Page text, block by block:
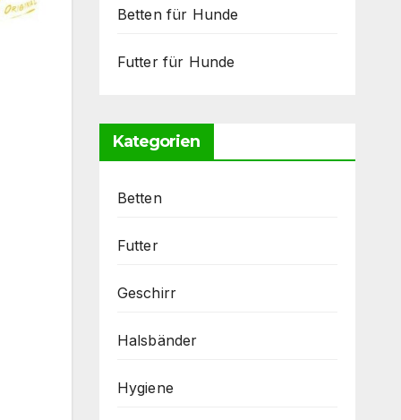
Betten für Hunde
Futter für Hunde
Kategorien
Betten
Futter
Geschirr
Halsbänder
Hygiene